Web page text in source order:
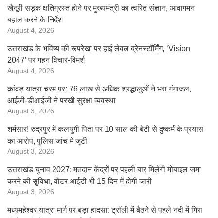
खैनूरी सड़क क्षतिग्रस्त होने पर मुख्यमंत्री का त्वरित संज्ञान, आवागमन
बहाल करने के निर्देश
August 4, 2026
उत्तराखंड के भविष्य की रूपरेखा पर हाई लेवल ब्रेनस्टॉर्मिंग, ‘Vision
2047’ पर गहन विचार-विमर्श
August 4, 2026
कांवड़ यात्रा चरम पर: 76 लाख से अधिक श्रद्धालुओं ने भरा गंगाजल,
आईजी-डीआईजी ने परखी सुरक्षा व्यवस्था
August 3, 2026
शर्मसार! रुद्रपुर में कलयुगी पिता पर 10 साल की बेटी से दुष्कर्म के प्रयास
का आरोप, पुलिस जांच में जुटी
August 3, 2026
उत्तराखंड चुनाव 2027: मतदान केंद्रों पर पहली बार मिलेगी मोबाइल जमा
करने की सुविधा, वोटर आईडी भी 15 दिन में होगी जारी
August 3, 2026
मध्यमहेश्वर यात्रा मार्ग पर बड़ा हादसा: ट्रॉली में बैठने से पहले नदी में गिरा